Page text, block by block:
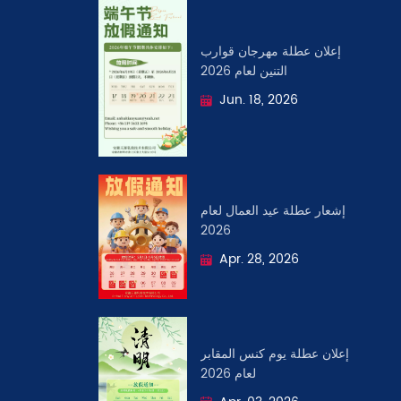
إعلان عطلة مهرجان قوارب
التنين لعام 2026
Jun. 18, 2026
إشعار عطلة عيد العمال لعام
2026
Apr. 28, 2026
إعلان عطلة يوم كنس المقابر
لعام 2026